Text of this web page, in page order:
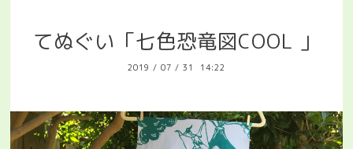
てぬぐい「七色恐竜図COOL 」
2019 / 07 / 31 14:22